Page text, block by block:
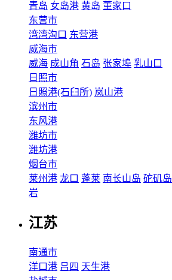
青岛 女岛港 黄岛 董家口
东营市
湾湾沟口 东营港
威海市
威海 成山角 石岛 张家埠 乳山口
日照市
日照港(石臼所) 岚山港
滨州市
东风港
潍坊市
潍坊港
烟台市
莱州港 龙口 蓬莱 南长山岛 砣矶岛
岩
江苏
南通市
洋口港 吕四 天生港